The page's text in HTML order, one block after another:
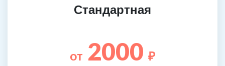
Стандартная
от 2000 ₽